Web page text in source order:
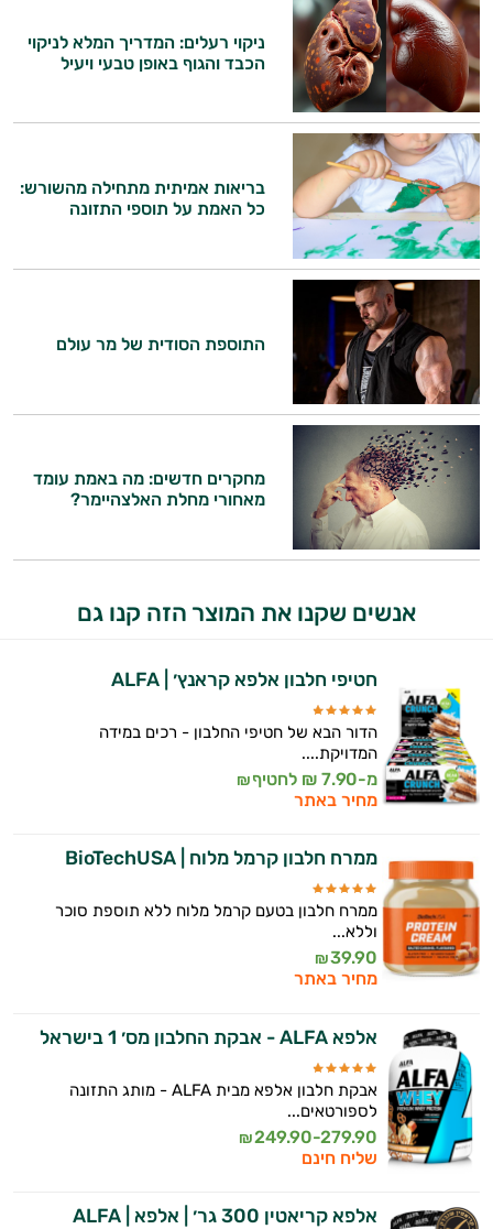
ניקוי רעלים: המדריך המלא לניקוי
הכבד והגוף באופן טבעי ויעיל
בריאות אמיתית מתחילה מהשורש:
כל האמת על תוספי התזונה
התוספת הסודית של מר עולם
מחקרים חדשים: מה באמת עומד
מאחורי מחלת האלצהיימר?
אנשים שקנו את המוצר הזה קנו גם
חטיפי חלבון אלפא קראנץ׳ | ALFA
הדור הבא של חטיפי החלבון - רכים במידה
המדויקת....
מ-7.90 ₪ לחטיף ₪
מחיר באתר
ממרח חלבון קרמל מלוח | BioTechUSA
ממרח חלבון בטעם קרמל מלוח ללא תוספת סוכר
וללא...
39.90
₪
מחיר באתר
אלפא ALFA - אבקת החלבון מס׳ 1 בישראל
אבקת חלבון אלפא מבית ALFA - מותג התזונה
לספורטאים...
249.90-279.90
₪
שליח חינם
אלפא קריאטין 300 גר׳ | אלפא | ALFA
התשובות שלי מבוססות על מאגרי מידע קליניים
וספרות מקצועית בתחומי הרפואה הטבעית
ותזונת הספורט.
אני כאן כדי לעזור לך להתאים את תוספי
התזונה ומוצרי הבריאות המדויקים למטרות
ולמצב הגופני שלך, ולהסביר לך אילו רכיבים
עובדים יחד כדי למקסם תוצאות גם בחיי היום
יום וגם בתחום הכושר והספורט.
המטרה שלי היא להתאים עבורך המלצות
אישיות מבוססות מדעית.
זה הזמן להתחיל. איך אוכל לעזור?